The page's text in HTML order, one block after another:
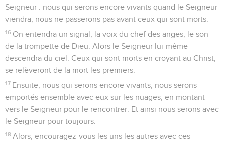
Seigneur : nous qui serons encore vivants quand le Seigneur
viendra, nous ne passerons pas avant ceux qui sont morts.
16 On entendra un signal, la voix du chef des anges, le son
de la trompette de Dieu. Alors le Seigneur lui-même
descendra du ciel. Ceux qui sont morts en croyant au Christ,
se relèveront de la mort les premiers.
17 Ensuite, nous qui serons encore vivants, nous serons
emportés ensemble avec eux sur les nuages, en montant
vers le Seigneur pour le rencontrer. Et ainsi nous serons avec
le Seigneur pour toujours.
18 Alors, encouragez-vous les uns les autres avec ces